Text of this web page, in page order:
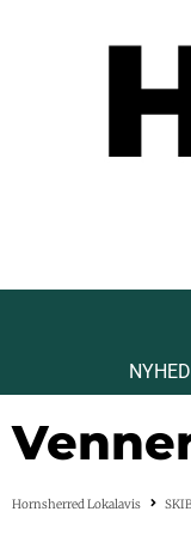
Hornsherred Lokalavis